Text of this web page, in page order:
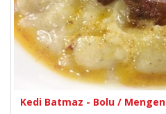
Kedi Batmaz - Bolu / Mengen